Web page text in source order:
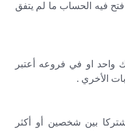
فيه الحساب ما لم يتفق
واحد او في فروعه أعتبر
الأخري .
بين شخصين أو أكثر